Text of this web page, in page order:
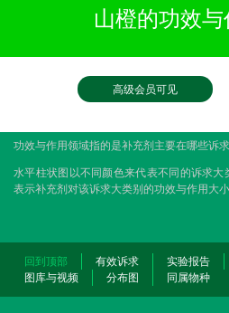
山橙的功效
高级会员可见
功效与作用领域指的是补充剂主要在哪些诉
水平柱状图以不同颜色来代表不同的诉求
表示补充剂对该诉求大类别的功效与作用大小
回到顶部 有效诉求 实验报告
图库与视频
分布图 同属物种